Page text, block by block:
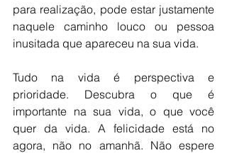
para realização, pode estar justamente
naquele caminho louco ou pessoa
inusitada que apareceu na sua vida.
Tudo na vida é perspectiva e
prioridade. Descubra o que é
importante na sua vida, o que você
quer da vida. A felicidade está no
agora, não no amanhã. Não espere